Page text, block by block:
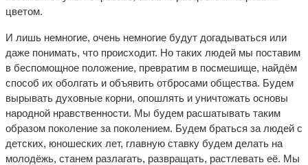
цветом.
И лишь немногие, очень немногие будут догадываться или
даже понимать, что происходит. Но таких людей мы поставим
в беспомощное положение, превратим в посмешище, найдём
способ их оболгать и объявить отбросами общества. Будем
вырывать духовные корни, опошлять и уничтожать основы
народной нравственности. Мы будем расшатывать таким
образом поколение за поколением. Будем браться за людей с
детских, юношеских лет, главную ставку будем делать на
молодёжь, станем разлагать, развращать, растлевать её. Мы